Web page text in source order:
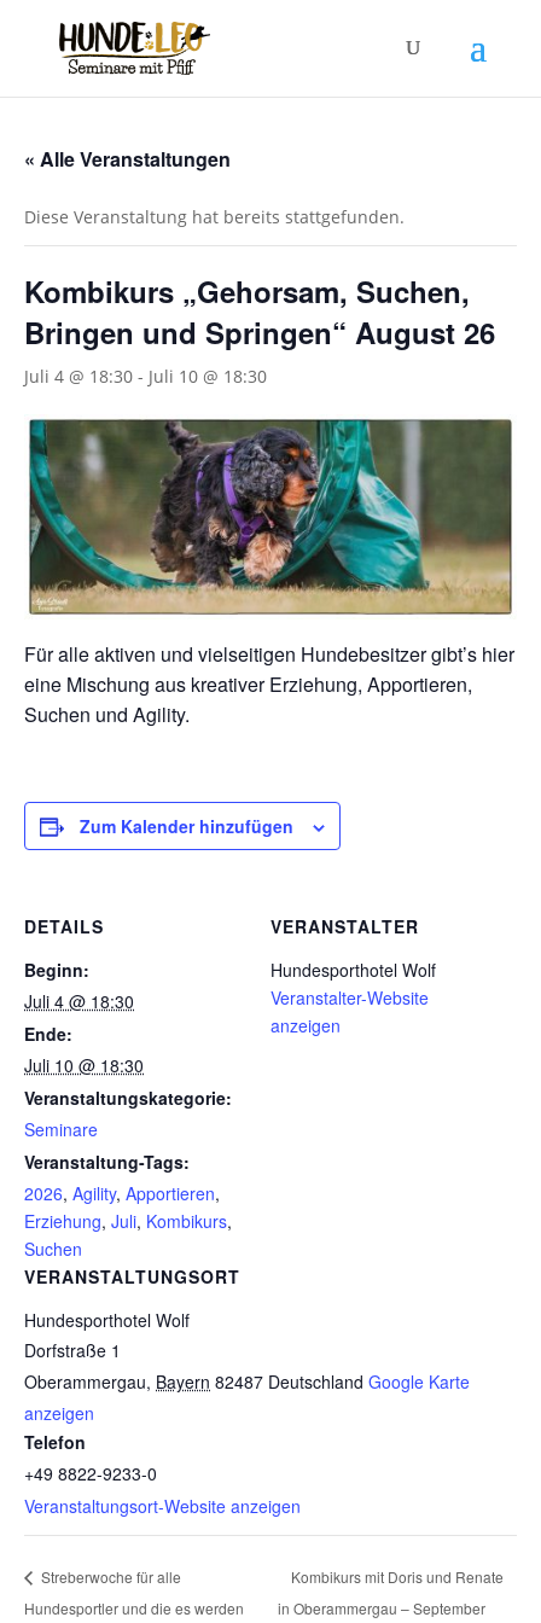
« Alle Veranstaltungen
Diese Veranstaltung hat bereits stattgefunden.
Kombikurs „Gehorsam, Suchen,
Bringen und Springen“ August 26
Juli 4 @ 18:30 - Juli 10 @ 18:30
Für alle aktiven und vielseitigen Hundebesitzer gibt’s hier
eine Mischung aus kreativer Erziehung, Apportieren,
Suchen und Agility.
Zum Kalender hinzufügen
DETAILS
Beginn:
Juli 4 @ 18:30
Ende:
Juli 10 @ 18:30
Veranstaltungskategorie:
Seminare
Veranstaltung-Tags:
2026, Agility, Apportieren,
Erziehung, Juli, Kombikurs,
Suchen
VERANSTALTUNGSORT
Hundesporthotel Wolf
Dorfstraße 1
Oberammergau, Bayern 82487 Deutschland Google Karte
anzeigen
Telefon
+49 8822-9233-0
Veranstaltungsort-Website anzeigen
VERANSTALTER
Hundesporthotel Wolf
Veranstalter-Website
anzeigen
Streberwoche für alle
Hundesportler und die es werden
Kombikurs mit Doris und Renate
in Oberammergau – September